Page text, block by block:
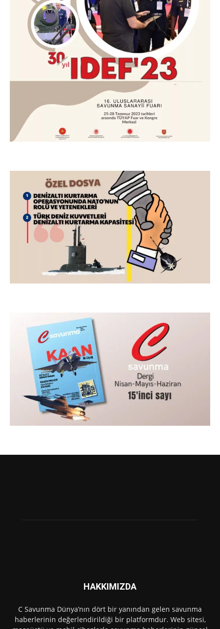
HAKKIMIZDA
C Savunma Dünya’nın dört bir yanından gelen savunma
haberlerinin değerlendirildiği bir platformdur. Web sitesi,